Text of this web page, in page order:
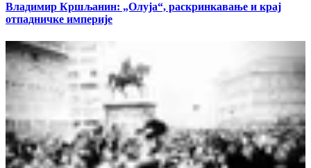
Владимир Кршљанин: „Олуја“, раскринкавање и крај
отпадничке империје